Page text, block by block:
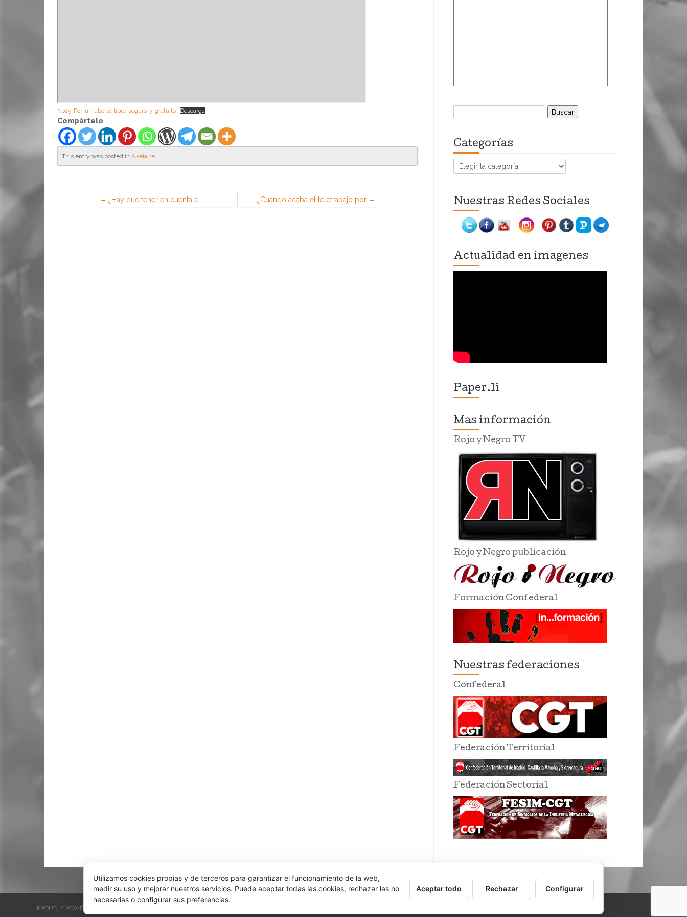
No25-Por-un-aborto-libre-seguro-y-gratuito Descarga
Compártelo
This entry was posted in Akelarre.
¿Hay que tener en cuenta el
teletrabajo dentro del Plan de
¿Cuándo acaba el teletrabajo por
Covid19?
Buscar:
Categorías
Categorías
Nuestras Redes Sociales
Actualidad en imagenes
Paper.li
Mas información
Rojo y Negro TV
Rojo y Negro publicación
Formación Confederal
Nuestras federaciones
Confederal
Federación Territorial
Federación Sectorial
PROUDLY POWERED BY WORDPRESS
Utilizamos cookies propias y de terceros para garantizar el funcionamiento de la web,
medir su uso y mejorar nuestros servicios. Puede aceptar todas las cookies, rechazar las no
necesarias o configurar sus preferencias.
Aceptar todo Rechazar Configurar